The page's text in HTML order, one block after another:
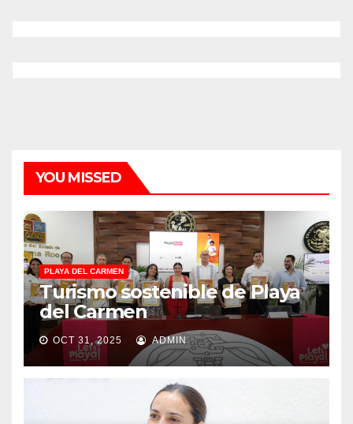
YOU MISSED
PLAYA DEL CARMEN
Turismo sostenible de Playa
del Carmen
OCT 31, 2025 ADMIN